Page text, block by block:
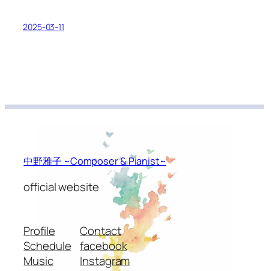
2025-03-11
中野雅子 ~Composer & Pianist~
official website
Profile
Schedule
Music
Contact
facebook
Instagram